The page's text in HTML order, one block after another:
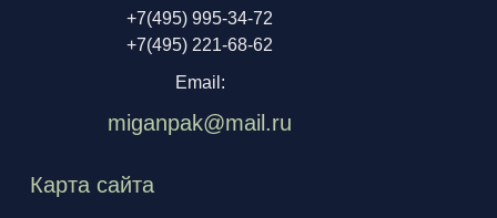
+7(495) 995-34-72
+7(495) 221-68-62
Email:
miganpak@mail.ru
Карта сайта